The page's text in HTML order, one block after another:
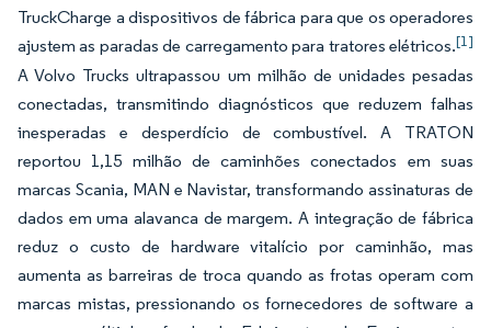
TruckCharge a dispositivos de fábrica para que os operadores
ajustem as paradas de carregamento para tratores elétricos.[1]
A Volvo Trucks ultrapassou um milhão de unidades pesadas
conectadas, transmitindo diagnósticos que reduzem falhas
inesperadas e desperdício de combustível. A TRATON
reportou 1,15 milhão de caminhões conectados em suas
marcas Scania, MAN e Navistar, transformando assinaturas de
dados em uma alavanca de margem. A integração de fábrica
reduz o custo de hardware vitalício por caminhão, mas
aumenta as barreiras de troca quando as frotas operam com
marcas mistas, pressionando os fornecedores de software a